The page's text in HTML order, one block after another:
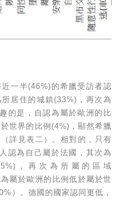
半(46%)的希臘受訪者認
居住的城鎮(33%)，再次為
的是，自認為屬於歐洲的比
世界的比例(4%)，顯然希臘
詳見表二）。相對的，只有
認為自己屬於法國，其次為
，再次為所屬的區域
屬於歐洲的比例低於屬於世
）。德國的國家認同更低，